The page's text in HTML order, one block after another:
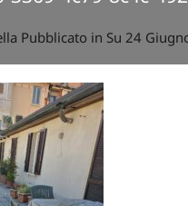
Pubblicato in Su 24